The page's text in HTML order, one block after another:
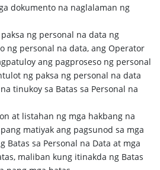
dokumento na naglalaman ng
ng personal na data ng
ng personal na data, ang Operator
ang pagproseso ng personal
ng paksa ng personal na data
tinukoy sa Batas sa Personal na
at listahan ng mga hakbang na
matiyak ang pagsunod sa mga
Batas sa Personal na Data at mga
maliban kung itinakda ng Batas